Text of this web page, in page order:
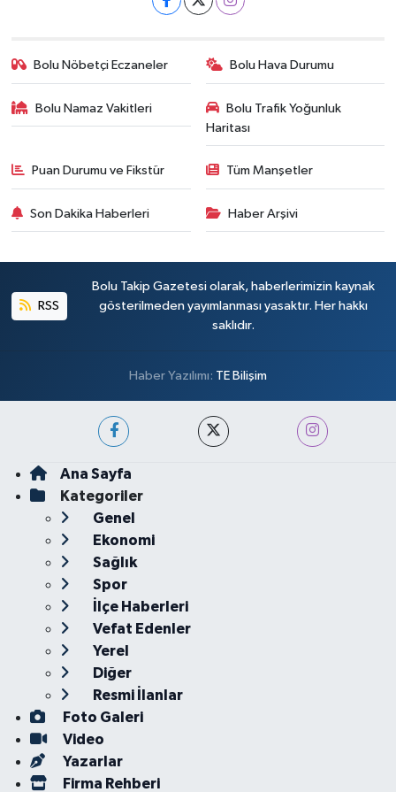
Bolu Nöbetçi Eczaneler Bolu Hava Durumu
Bolu Namaz Vakitleri
Bolu Trafik Yoğunluk
Haritası
Puan Durumu ve Fikstür Tüm Manşetler
Son Dakika Haberleri Haber Arşivi
RSS
Bolu Takip Gazetesi olarak, haberlerimizin kaynak
gösterilmeden yayımlanması yasaktır. Her hakkı
saklıdır.
Haber Yazılımı: TE Bilişim
Ana Sayfa
Kategoriler
Genel
Ekonomi
Sağlık
Spor
İlçe Haberleri
Vefat Edenler
Yerel
Diğer
Resmi İlanlar
Foto Galeri
Video
Yazarlar
Firma Rehberi